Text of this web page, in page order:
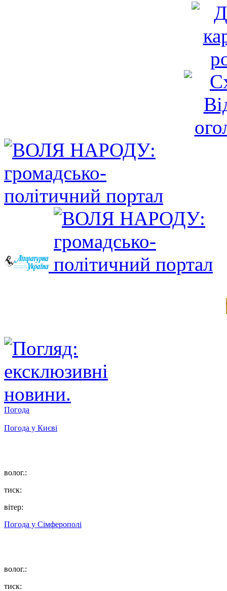
Погода
Погода у Києві
волог.:
тиск:
вітер:
Погода у Сімферополі
волог.:
тиск: